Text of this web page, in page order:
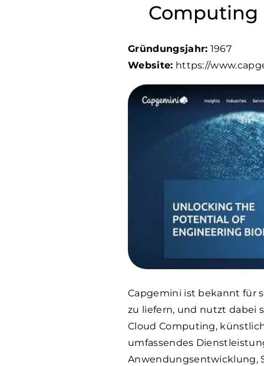
Computing
Gründungsjahr: 1967
Website: https://
Capgemini ist bekannt für
zu liefern, und nutzt dabei
Cloud Computing,
umfassendes
Anwendungsentwicklung,